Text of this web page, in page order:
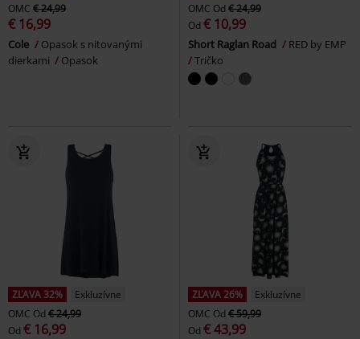
OMC € 24,99
€ 16,99
Cole
Opasok s nitovanými
dierkami
Opasok
OMC Od € 24,99
Od € 10,99
Short Raglan Road
RED by EMP
Tričko
ZĽAVA 32%
Exkluzívne
OMC Od € 24,99
Od € 16,99
ZĽAVA 26%
Exkluzívne
OMC Od € 59,99
Od € 43,99